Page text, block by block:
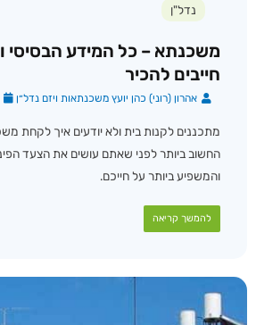
נדל"ן
משכנתא – כל המידע
חייבים להכיר
אהרון (רוני) כהן יועץ משכנתאות ויזם נדל״ן
מתכננים לקנות בית ולא יודעים איך לקחת
החשוב ביותר לפני שאתם עושים את הצעד
והמשפיע ביותר על חייכם.
להמשך קריאה